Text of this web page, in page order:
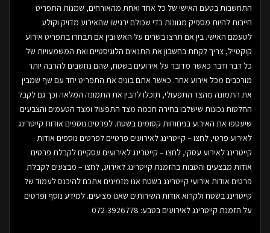
התחשבות בטעם האישי של כל אחד ואחת מהאורחים, שמנות התפריט
חייבות להיות מספיק מגוונות כדי שכולם ירגישו שהאירוע מדויק וקולע
לטעמם האישי. בין אם תרצו בשרים על האש ובין אם תבחרו בתפריט אירוע
קוקטייל, צריך לקחת בחשבון את התנאים הלוגיסטיים ואת המשמעויות של
כל דבר ודבר כאשר מדובר על אירועים בשטח, שהם נחשבים להרבה יותר
מורכבים מכל אירוע אחר. כאשר אתם בונים את התפריט יחד עם שף שמבין
את התמונה מהצד התפעולי, תוכלו להבין את התמונה המלאה וכך גם לקבל
החלטות נכונות שישלבו בחירה חכמה מצד התפעול ומצד הטעמים והצבעים
שיעטפו את האירוע בניחוחות קסומים בשטח. לפרטים נוספים אודות קייטרינג
לאירוע פרטי, לחצו – קייטרינג לאירועים פרטיים לפרטים נוספים אודות
קייטרינג לאירוע עסקי, לחצו – קייטרינג לאירועים עסקיים לקבלת פרטים
אודות מבצעים והטבות בהזמנת קייטרינג לאירוע, לחצו – מבצעים לקבלת
פרטים אודות אירועי קייטרינג בשטח אנו מזמינים אתכם להיכנס לעמוד של
קייטרינג בשטח ולקרוא אודות השירותים שאנו מציעים. למידע נוסף ופרטים
על הזמנת קייטרינג לאירועים בטבע: 072-3926778